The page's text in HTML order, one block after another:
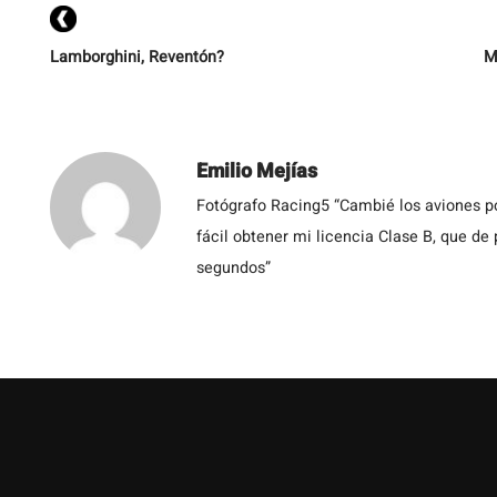
Lamborghini, Reventón?
Emilio Mejías
Fotógrafo Racing5 “Cambié los aviones
fácil obtener mi licencia Clase B, que
segundos”